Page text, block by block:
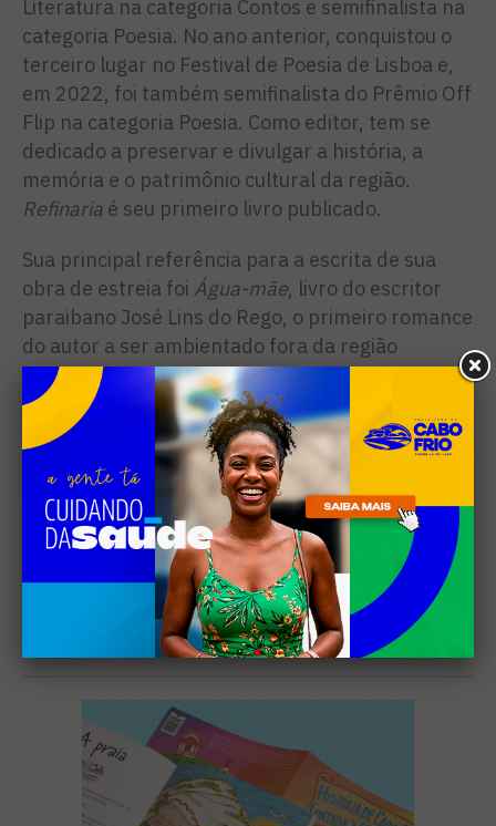
Literatura na categoria Contos e semifinalista na
categoria Poesia. No ano anterior, conquistou o
terceiro lugar no Festival de Poesia de Lisboa e,
em 2022, foi também semifinalista do Prêmio Off
Flip na categoria Poesia. Como editor, tem se
dedicado a preservar e divulgar a história, a
memória e o patrimônio cultural da região.
Refinaria é seu primeiro livro publicado.
Sua principal referência para a escrita de sua
obra de estreia foi Água-mãe , livro do escritor
paraibano José Lins do Rego, o primeiro romance
do autor a ser ambientado fora da região
Nordeste. “O escritor narra as paisagens
daquela Cabo Frio com imagens arrebatadoras,
que envolvem as casuarinas, a figueira, a
fantasmagórica casa azul, as barcaças de sal
deslizando pela água e a Laguna de Araruama,
muitas vezes referenciada apenas como
Araruama, espécie de entidade”, enumera.